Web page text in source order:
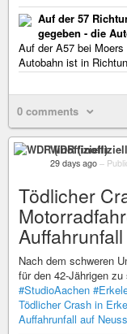
Auf der 57
gegeben - die
Auf der A57 bei
Autobahn ist in
0 comments
WDR
29 days ago –
Tödlicher
Nach dem schweren
für den 42-Jährigen
#StudioAachen
Tödlicher Crash in
Auffahrunfall auf